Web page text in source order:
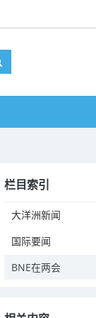
栏目索引
大洋洲新闻
国际要闻
BNE在两会